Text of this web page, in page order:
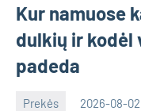
Kur namuose
dulkių ir kodėl
padeda
Prekės 2026-08-02